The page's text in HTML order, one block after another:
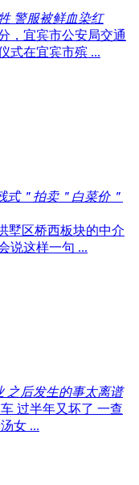
警服被鲜血染红
，宜宾市公安局交通
式在宜宾市殡 ...
式＂拍卖＂白菜价＂
墅区桥西板块的中介
说这样一句 ...
之后发生的事太离谱
过半年又坏了 一查
女 ...